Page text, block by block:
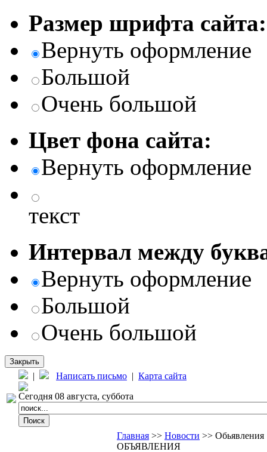
Размер шрифта сайта:
Вернуть оформление
Большой
Очень большой
Цвет фона сайта:
Вернуть оформление
текст
Интервал между
Вернуть оформление
Большой
Очень большой
Закрыть
| Написать письмо | Карта сайта
Сегодня 08 августа, суббота
Главная >> Новости >> Обьявления
ОБЪЯВЛЕНИЯ